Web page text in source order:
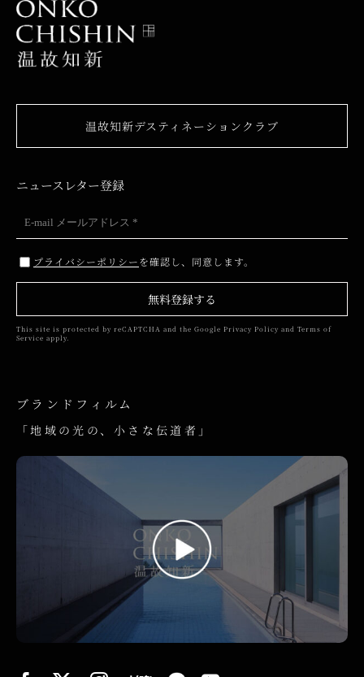
温故知新デスティネーションクラブ
ニュースレター登録
プライバシーポリシーを確認し、同意します。
無料登録する
This site is protected by reCAPTCHA and the Google Privacy Policy and Terms of
Service apply.
ブランドフィルム
「地域の光の、小さな伝道者」